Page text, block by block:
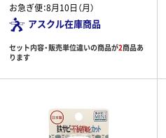
お急ぎ便：8月10日（月）
アスクル在庫商品
セット内容・販売単位違いの商品が2商品あ
ります